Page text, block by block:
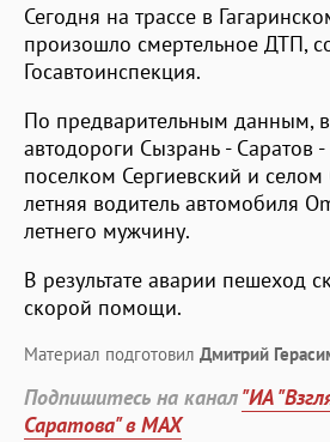
Сегодня на трассе в
произошло смертельное ДТП,
Госавтоинспекция.
По предварительным данным,
автодороги Сызрань - Саратов
поселком Сергиевский и
летняя водитель автомобиля
летнего мужчину.
В результате аварии пешеход
скорой помощи.
Материал подготовил Дмитрий
Подпишитесь на канал"ИА
Саратова" в MAX